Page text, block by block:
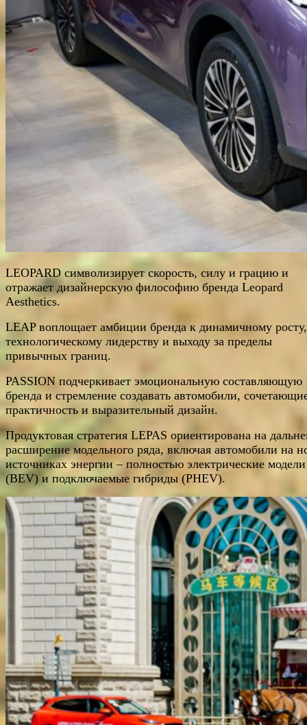
LEOPARD символизирует скорость, силу и грацию и
отражает дизайнерскую философию бренда Leopard
Aesthetics.
LEAP воплощает амбиции бренда к динамичному росту,
технологическому лидерству и выходу за пределы
привычных границ.
PASSION подчеркивает эмоциональную составляющую
бренда и стремление создавать автомобили,
практичность и выразительный дизайн.
Продуктовая стратегия LEPAS ориентирована на
расширение модельного ряда, включая автомобили на
источниках энергии – полностью электрические модели
(BEV) и подключаемые гибриды (PHEV).